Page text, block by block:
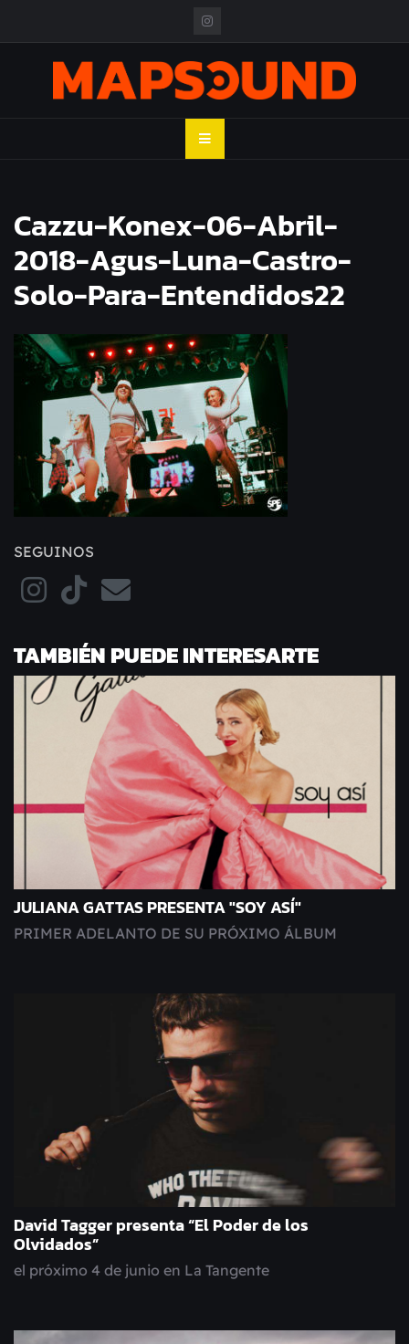
MAPSOUND
Cazzu-Konex-06-Abril-
2018-Agus-Luna-Castro-
Solo-Para-Entendidos22
SEGUINOS
TAMBIÉN PUEDE INTERESARTE
JULIANA GATTAS PRESENTA "SOY ASÍ"
PRIMER ADELANTO DE SU PRÓXIMO ÁLBUM
David Tagger presenta “El Poder de los
Olvidados”
el próximo 4 de junio en La Tangente